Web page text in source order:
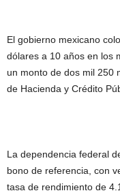
El gobierno mexicano
dólares a 10 años en los
un monto de dos mil 250
de Hacienda y Crédito
La dependencia federal
bono de referencia, con
tasa de rendimiento de